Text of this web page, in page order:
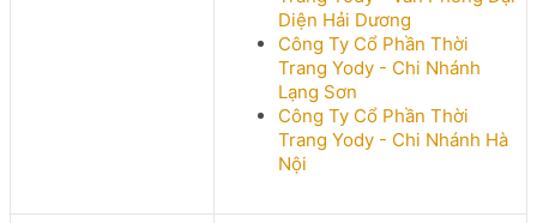
Diện Hải Dương
Công Ty Cổ Phần Thời
Trang Yody - Chi Nhánh
Lạng Sơn
Công Ty Cổ Phần Thời
Trang Yody - Chi Nhánh Hà
Nội